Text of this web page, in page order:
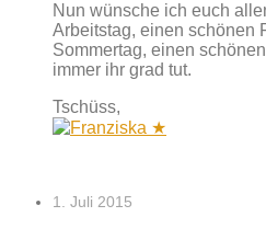
Nun wünsche ich euch
Arbeitstag, einen schönen
Sommertag, einen
immer ihr grad tut.
Tschüss,
1. Juli 2015